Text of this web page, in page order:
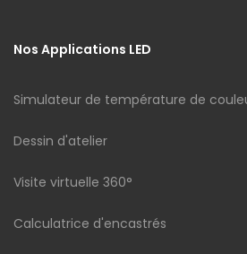
Nos Applications LED
Simulateur de température de
Dessin d'atelier
Visite virtuelle 360°
Calculatrice d'encastrés